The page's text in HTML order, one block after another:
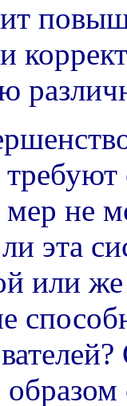
не
эта
или